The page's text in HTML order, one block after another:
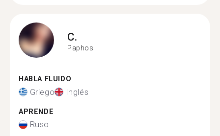
C.
Paphos
HABLA FLUIDO
Griego Inglés
APRENDE
Ruso